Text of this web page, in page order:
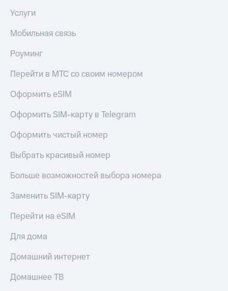
Услуги
Мобильная связь
Роуминг
Перейти в МТС со своим номером
Оформить eSIM
Оформить SIM-карту в Telegram
Оформить чистый номер
Выбрать красивый номер
Больше возможностей выбора номера
Заменить SIM-карту
Перейти на eSIM
Для дома
Домашний интернет
Домашнее ТВ